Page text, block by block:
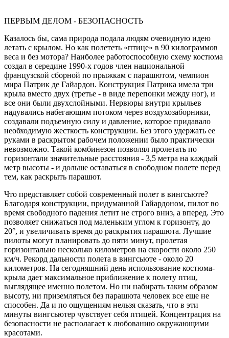
ПЕРВЫМ ДЕЛОМ - БЕЗОПАСНОСТЬ
Казалось бы, сама природа подала людям очевидную идею
летать с крылом. Но как полететь «птице» в 90 килограммов
веса и без мотора? Наиболее работоспособную схему костюма
создал в середине 1990-х годов член национальной
французской сборной по прыжкам с парашютом, чемпион
мира Патрик де Гайардон. Конструкция Патрика имела три
крыла вместо двух (третье - в виде перепонки между ног), и
все они были двухслойными. Нервюры внутри крыльев
надувались набегающим потоком через воздухозаборники,
создавали подъемную силу и давление, которое придавало
необходимую жесткость конструкции. Без этого удержать ее
руками в раскрытом рабочем положении было практически
невозможно. Такой комбинезон позволял пролетать по
горизонтали значительные расстояния - 3,5 метра на каждый
метр высоты - и дольше оставаться в свободном полете перед
тем, как раскрыть парашют.
Что представляет собой современный полет в вингсьюте?
Благодаря конструкции, придуманной Гайардоном, пилот во
время свободного падения летит не строго вниз, а вперед. Это
позволяет снижаться под маленьким углом к горизонту, до
20°, и увеличивать время до раскрытия парашюта. Лучшие
пилоты могут планировать до пяти минут, пролетая
горизонтально несколько километров на скорости около 250
км/ч. Рекорд дальности полета в вингсьюте - около 20
километров. На сегодняшний день использование костюма-
крыла дает максимальное приближение к полету птиц,
выглядящее именно полетом. Но ни набирать таким образом
высоту, ни приземляться без парашюта человек все еще не
способен. Да и по ощущениям нельзя сказать, что в эти
минуты вингсьютер чувствует себя птицей. Концентрация на
безопасности не располагает к любованию окружающими
красотами.